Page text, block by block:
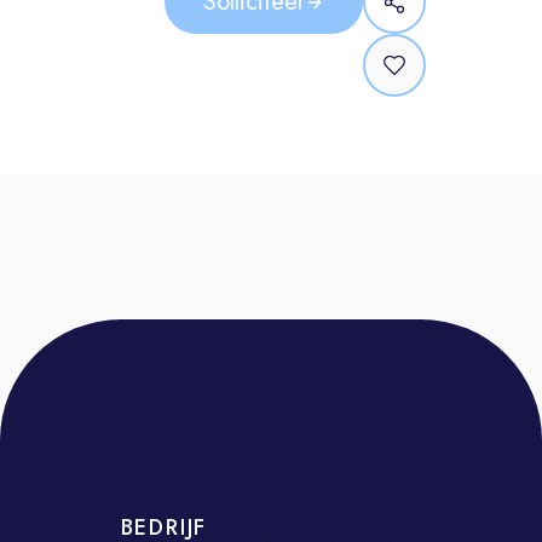
Kom jij aan boord bij Feadship,
in deze sleutelrol binnen de
verantwoordelijk voor de aansturing,
BEDRIJF